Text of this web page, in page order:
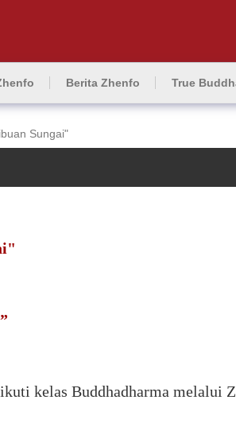
Berita Zhenfo True
Sungai"
kelas Buddhadharma melalui